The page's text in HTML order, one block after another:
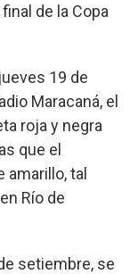
de la Copa
19 de
Maracaná, el
roja y negra
que el
amarillo, tal
Río de
setiembre, se